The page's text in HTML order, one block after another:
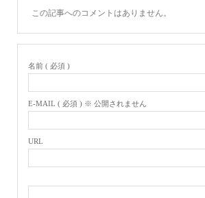
この記事へのコメントはありません。
名前 ( 必須 )
E-MAIL ( 必須 ) ※ 公開されません
URL